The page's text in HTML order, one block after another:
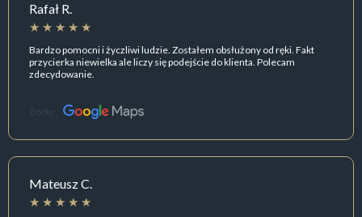
Rafał R.
Bardzo pomocni i życzliwi ludzie. Zostałem obsłużony od ręki. Fakt
przycierka niewielka ale liczy się podejście do klienta. Polecam
zdecydowanie.
Źródło:
Mateusz C.